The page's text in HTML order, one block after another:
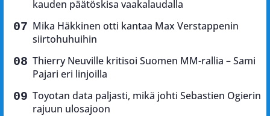
kauden päätöskisa vaakalaudalla
Mika Häkkinen otti kantaa Max Verstappenin
siirtohuhuihin
Thierry Neuville kritisoi Suomen MM-rallia – Sami
Pajari eri linjoilla
Toyotan data paljasti, mikä johti Sebastien Ogierin
rajuun ulosajoon